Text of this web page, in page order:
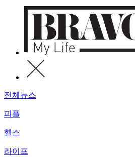
전체뉴스
피플
헬스
라이프